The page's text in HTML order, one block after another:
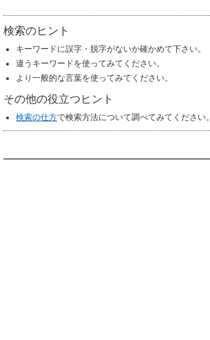
検索のヒント
キーワードに誤字・脱字がないか確かめて下さい。
違うキーワードを使ってみてください。
より一般的な言葉を使ってみてください。
その他の役立つヒント
検索の仕方で検索方法について調べてみてください。